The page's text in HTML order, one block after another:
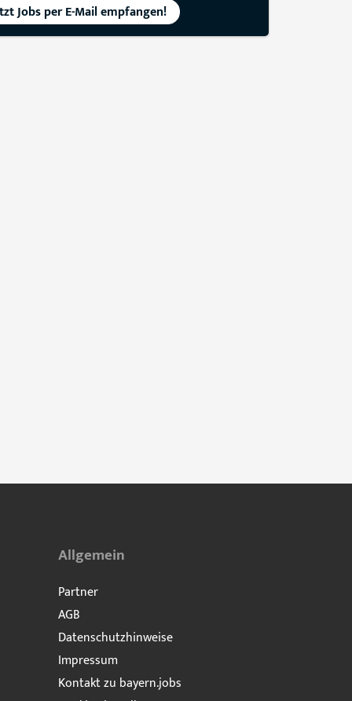
Jobs per E-Mail empfangen!
Allgemein
Partner
AGB
Datenschutzhinweise
Impressum
Kontakt zu bayern.jobs